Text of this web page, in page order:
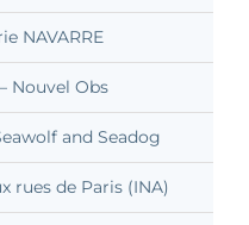
NAVARRE
Nouvel Obs
and Seadog
rues de Paris (INA)